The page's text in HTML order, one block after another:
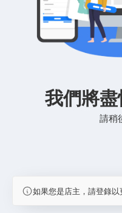
我們將盡
請稍
如果您是店主，請登錄以